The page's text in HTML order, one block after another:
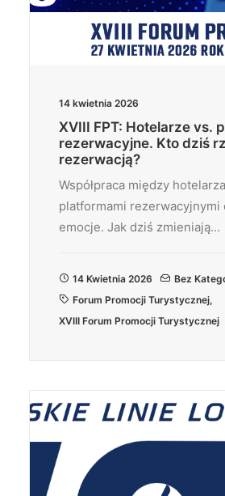
14 kwietnia 2026
XVIII FPT: Hotelarze vs.
rezerwacyjne. Kto dziś
rezerwacją?
Współpraca między
platformami rezerwacyjnymi
emocje. Jak dziś zmieniają…
14 Kwietnia 2026
Bez
Forum Promocji Turystycznej,
XVIII Forum Promocji Turystycznej